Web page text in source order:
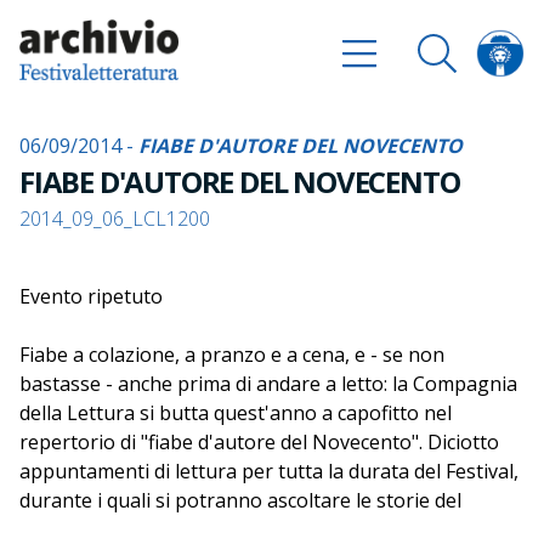
06/09/2014 - FIABE D'AUTORE DEL NOVECENTO
FIABE D'AUTORE DEL NOVECENTO
2014_09_06_LCL1200
Evento ripetuto
Fiabe a colazione, a pranzo e a cena, e - se non
bastasse - anche prima di andare a letto: la Compagnia
della Lettura si butta quest'anno a capofitto nel
repertorio di "fiabe d'autore del Novecento". Diciotto
appuntamenti di lettura per tutta la durata del Festival,
durante i quali si potranno ascoltare le storie del